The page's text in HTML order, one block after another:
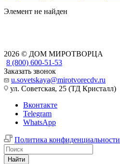
Элемент не найден
2026 © ДОМ МИРОТВОРЦА
8 (800) 600-51-53
Заказать звонок
u.sovetskaya@mirotvorecdv.ru
ул. Советская, 25 (ТД Кристалл)
Вконтакте
Telegram
WhatsApp
Политика конфиденциальности
Найти